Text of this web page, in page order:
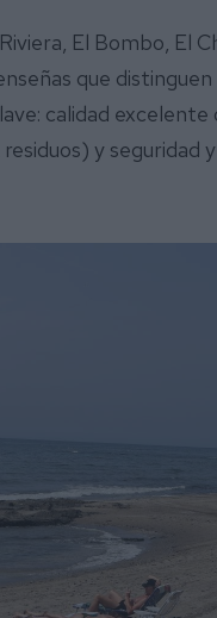
El Bombo, El
que
calidad excelente
y seguridad